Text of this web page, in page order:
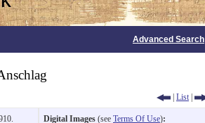
Advanced Search
| List |
Digital Images (see Terms Of Use):